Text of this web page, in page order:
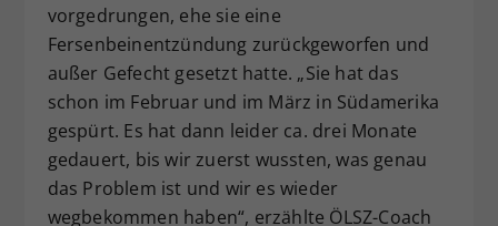
vorgedrungen, ehe sie eine
Fersenbeinentzündung zurückgeworfen und
außer Gefecht gesetzt hatte. „Sie hat das
schon im Februar und im März in Südamerika
gespürt. Es hat dann leider ca. drei Monate
gedauert, bis wir zuerst wussten, was genau
das Problem ist und wir es wieder
wegbekommen haben“, erzählte ÖLSZ-Coach